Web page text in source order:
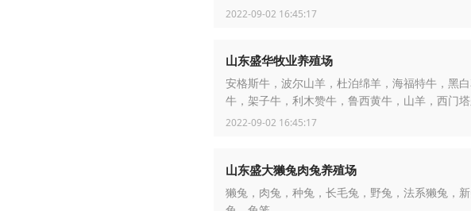
2022-09-02 16:45:17
山东盛华牧业养殖场
安格斯牛，波尔山羊，杜泊绵羊，海福特牛，黑
牛，架子牛，利木赞牛，鲁西黄牛，山羊，西门
洛菜牛，小尾寒羊
2022-09-02 16:45:17
山东盛大獭兔肉兔养殖场
獭兔，肉兔，种兔，长毛兔，野兔，法系獭兔，